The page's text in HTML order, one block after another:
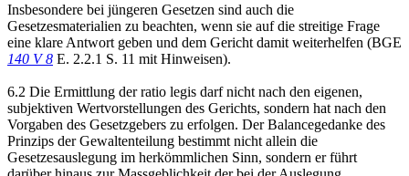
Insbesondere bei jüngeren Gesetzen sind auch die
Gesetzesmaterialien zu beachten, wenn sie auf die streitige Frage
eine klare Antwort geben und dem Gericht damit weiterhelfen (BGE
140 V 8 E. 2.2.1 S. 11 mit Hinweisen).
6.2 Die Ermittlung der ratio legis darf nicht nach den eigenen,
subjektiven Wertvorstellungen des Gerichts, sondern hat nach den
Vorgaben des Gesetzgebers zu erfolgen. Der Balancegedanke des
Prinzips der Gewaltenteilung bestimmt nicht allein die
Gesetzesauslegung im herkömmlichen Sinn, sondern er führt